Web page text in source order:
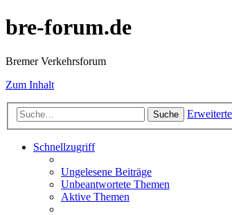
bre-forum.de
Bremer Verkehrsforum
Zum Inhalt
Suche
Schnellzugriff
Ungelesene Beiträge
Unbeantwortete Themen
Aktive Themen